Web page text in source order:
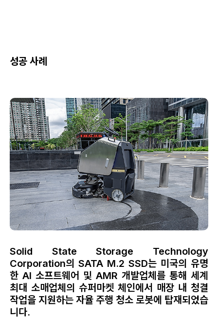
성공 사례
Solid State Storage Technology
Corporation의 SATA M.2 SSD는 미국의 유명
한 AI 소프트웨어 및 AMR 개발업체를 통해 세계
최대 소매업체의 슈퍼마켓 체인에서 매장 내 청결
작업을 지원하는 자율 주행 청소 로봇에 탑재되었습
니다.